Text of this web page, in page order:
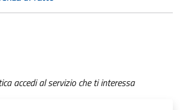
accedi al servizio che ti interessa